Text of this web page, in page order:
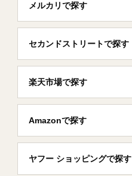
メルカリで探す
セカンドストリートで探す
楽天市場で探す
Amazonで探す
ヤフー ショッピングで探す